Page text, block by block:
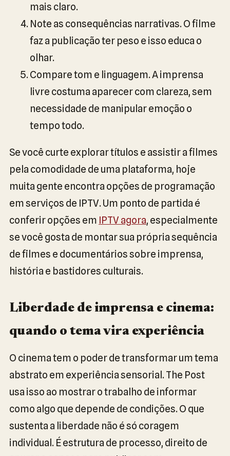
mais claro.
Note as consequências narrativas. O filme
faz a publicação ter peso e isso educa o
olhar.
Compare tom e linguagem. A imprensa
livre costuma aparecer com clareza, sem
necessidade de manipular emoção o
tempo todo.
Se você curte explorar títulos e assistir a filmes
pela comodidade de uma plataforma, hoje
muita gente encontra opções de programação
em serviços de IPTV. Um ponto de partida é
conferir opções em IPTV agora, especialmente
se você gosta de montar sua própria sequência
de filmes e documentários sobre imprensa,
história e bastidores culturais.
Liberdade de imprensa e cinema:
quando o tema vira experiência
O cinema tem o poder de transformar um tema
abstrato em experiência sensorial. The Post
usa isso ao mostrar o trabalho de informar
como algo que depende de condições. O que
sustenta a liberdade não é só coragem
individual. É estrutura de processo, direito de